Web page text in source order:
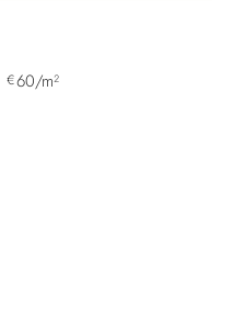
€60/m²